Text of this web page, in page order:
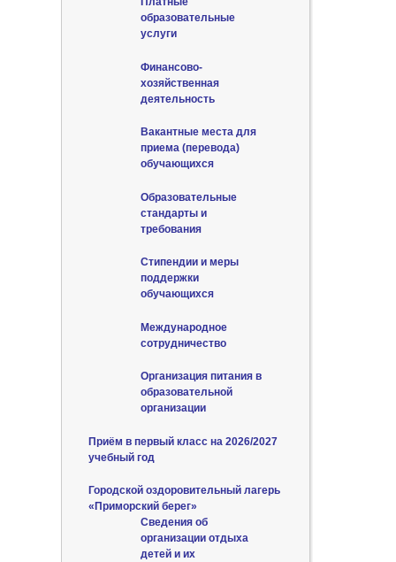
образовательные
услуги
Финансово-
хозяйственная
деятельность
Вакантные места для
приема (перевода)
обучающихся
Образовательные
стандарты и
требования
Стипендии и меры
поддержки
обучающихся
Международное
сотрудничество
Организация питания в
образовательной
организации
Приём в первый класс на 2026/2027
учебный год
Городской оздоровительный лагерь
«Приморский берег»
Сведения об
организации отдыха
детей и их